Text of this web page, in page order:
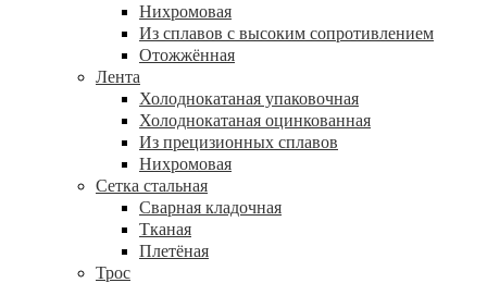
Нихромовая
Из сплавов с высоким сопротивлением
Отожжённая
Лента
Холоднокатаная упаковочная
Холоднокатаная оцинкованная
Из прецизионных сплавов
Нихромовая
Сетка стальная
Сварная кладочная
Тканая
Плетёная
Трос